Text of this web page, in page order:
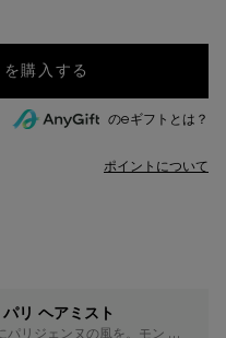
のeギフトとは？
ポイントについて
パリ ヘアミスト
パリジェンヌの風を。モン パ